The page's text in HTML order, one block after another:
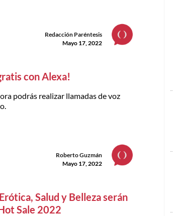
Redacción Paréntesis
Mayo 17, 2022
con Alexa!
podrás realizar llamadas de voz
Roberto Guzmán
Mayo 17, 2022
Salud y Belleza serán
Sale 2022